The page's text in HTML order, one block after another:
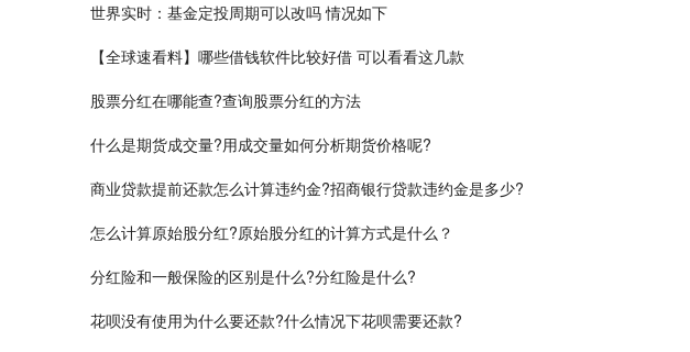
世界实时：基金定投周期可以改吗 情况如下
【全球速看料】哪些借钱软件比较好借 可以看看这几款
股票分红在哪能查?查询股票分红的方法
什么是期货成交量?用成交量如何分析期货价格呢?
商业贷款提前还款怎么计算违约金?招商银行贷款违约金是多少?
怎么计算原始股分红?原始股分红的计算方式是什么？
分红险和一般保险的区别是什么?分红险是什么?
花呗没有使用为什么要还款?什么情况下花呗需要还款?